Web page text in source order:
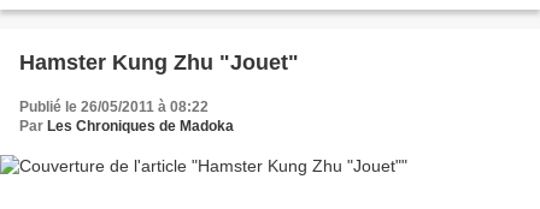
Hamster Kung Zhu "Jouet"
Publié le 26/05/2011 à 08:22
Par Les Chroniques de Madoka